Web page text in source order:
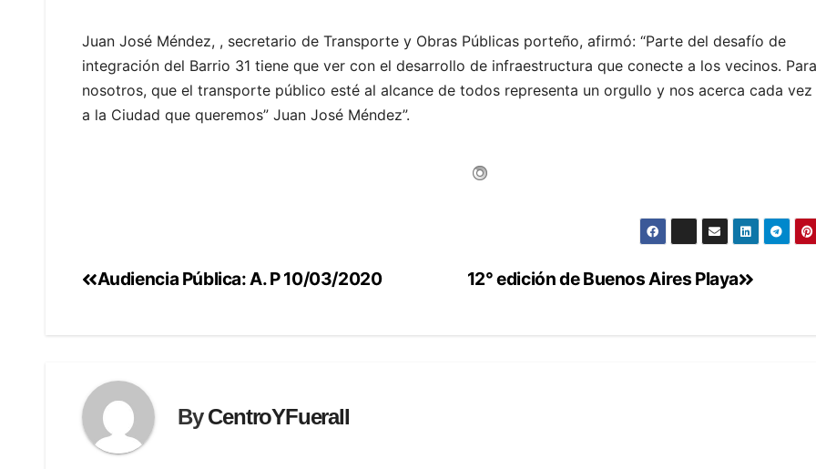
Juan José Méndez, , secretario de Transporte y Obras Públicas porteño, afirmó: “Parte del desafío de
integración del Barrio 31 tiene que ver con el desarrollo de infraestructura que conecte a los vecinos. Para
nosotros, que el transporte público esté al alcance de todos representa un orgullo y nos acerca cada vez
a la Ciudad que queremos” Juan José Méndez”.
Navegación
12° edición de Buenos Aires Playa
Audiencia Pública: A. P 10/03/2020
ByCentroYFueraII